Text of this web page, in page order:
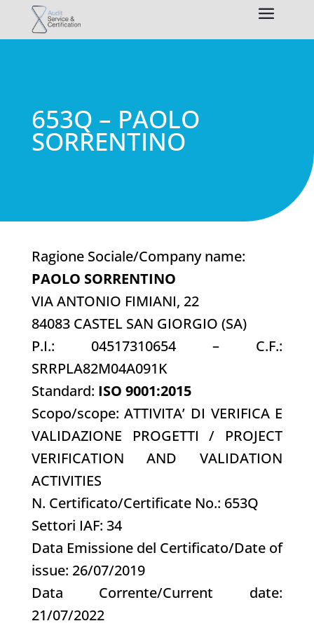
653Q – PAOLO
SORRENTINO
Ragione Sociale/Company name:
PAOLO SORRENTINO
VIA ANTONIO FIMIANI, 22
84083 CASTEL SAN GIORGIO (SA)
P.I.: 04517310654 – C.F.:
SRRPLA82M04A091K
Standard: ISO 9001:2015
Scopo/scope: ATTIVITA’ DI VERIFICA E
VALIDAZIONE PROGETTI / PROJECT
VERIFICATION AND VALIDATION
ACTIVITIES
N. Certificato/Certificate No.: 653Q
Settori IAF: 34
Data Emissione del Certificato/Date of
issue: 26/07/2019
Data Corrente/Current date:
21/07/2022